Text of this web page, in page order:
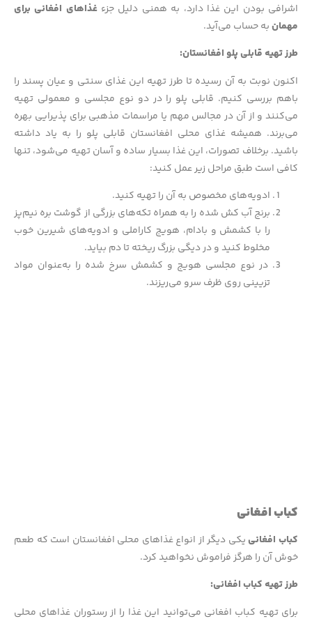
اشرافی بودن این غذا دارد، به همنی دلیل جزءغذاهای افغانی برای
مهمانبه حساب می‌آید.
طرز تهیه قابلی پلو افغانستان:
اکنون نوبت به آن رسیده تا طرز تهیه این غذای سنتی و عیان پسند را
باهم بررسی کنیم. قابلی پلو را در دو نوع مجلسی و معمولی تهیه
می‌کنند و از آن در مجالس مهم یا مراسمات مذهبی برای پذیرایی بهره
می‌برند. همیشه غذای محلی افغانستان قابلی پلو را به یاد داشته
باشید. برخلاف تصورات، این غذا بسیار ساده و آسان تهیه می‌شود، تنها
کافی است طبق مراحل زیر عمل کنید:
ادویه‌های مخصوص به آن را تهیه کنید.
برنج آب کش شده را به همراه تکه‌های بزرگی از گوشت بره نیم‌پز
را با کشمش و بادام، هویج کاراملی و ادویه‌های شیرین خوب
مخلوط ‌کنید و در دیگی بزرگ ریخته تا دم بیاید.
در نوع مجلسی هویج و کشمش سرخ شده را به‌عنوان مواد
تزیینی روی ظرف سرو می‌ریزند.
کباب افغانی
کباب افغانییکی دیگر از انواع غذاهای محلی افغانستان است که طعم
خوش آن را هرگز فراموش نخواهید کرد.
طرز تهیه کباب افغانی:
برای تهیه کباب افغانی می‌توانید این غذا را از رستوران غذاهای محلی